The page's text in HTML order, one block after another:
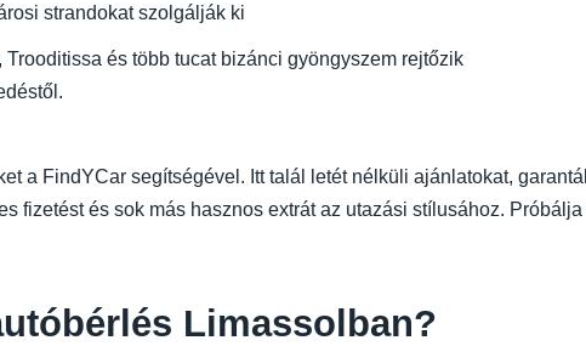
strandokat szolgálják ki
és több tucat bizánci gyöngyszem rejtőzik
a FindYCar segítségével. Itt talál letét nélküli ajánlatokat,
fizetést és sok más hasznos extrát az utazási stílusához.
Limassolban?